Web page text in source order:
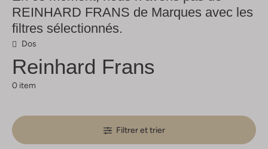
REINHARD FRANS de Marques avec les
filtres sélectionnés.
Dos
Reinhard Frans
0 item
Filtrer et trier